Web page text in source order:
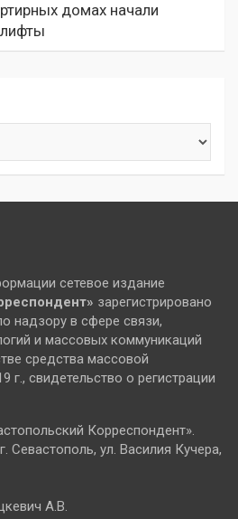
домах начали
сетевое издание
зарегистрировано
надзору в сфере связи,
и массовых коммуникаций
средства массовой
г., свидетельство о регистрации
Корреспондент».
Севастополь, ул. Василия Кучера,
А.В.